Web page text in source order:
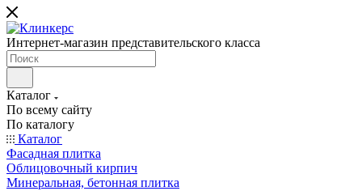
Интернет-магазин представительского класса
Каталог
По всему сайту
По каталогу
Каталог
Фасадная плитка
Облицовочный кирпич
Минеральная, бетонная плитка